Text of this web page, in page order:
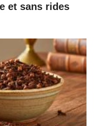
et sans rides